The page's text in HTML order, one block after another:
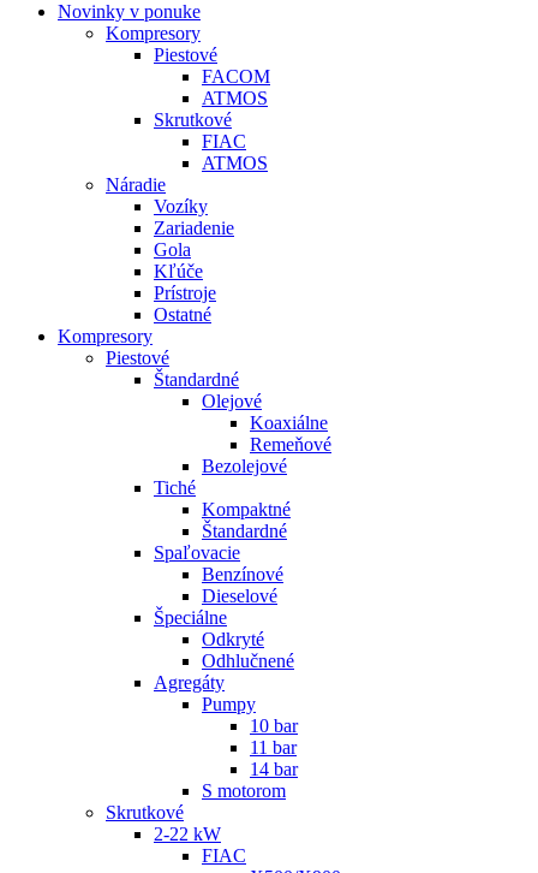
Novinky v ponuke
Kompresory
Piestové
FACOM
ATMOS
Skrutkové
FIAC
ATMOS
Náradie
Vozíky
Zariadenie
Gola
Kľúče
Prístroje
Ostatné
Kompresory
Piestové
Štandardné
Olejové
Koaxiálne
Remeňové
Bezolejové
Tiché
Kompaktné
Štandardné
Spaľovacie
Benzínové
Dieselové
Špeciálne
Odkryté
Odhlučnené
Agregáty
Pumpy
10 bar
11 bar
14 bar
S motorom
Skrutkové
2-22 kW
FIAC